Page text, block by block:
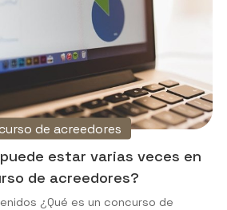
estar varias veces en
de acreedores?
de acreedores
concurso de